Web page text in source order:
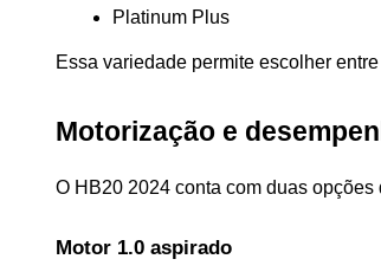
Platinum Plus
Essa variedade permite escolher
Motorização e
O HB20 2024 conta com duas
Motor 1.0 aspirado